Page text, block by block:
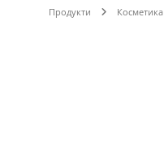
Продукти Косметика